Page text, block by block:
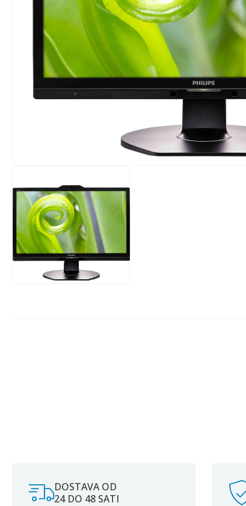
DOSTAVA OD
24 DO 48 SATI